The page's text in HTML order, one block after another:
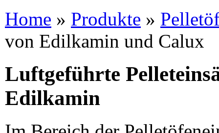
Home » Produkte »
von Edilkamin und Calux
Luftgeführte
Edilkamin